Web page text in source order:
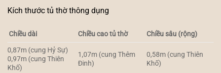
Kích thước tủ thờ thông dụng
Chiều dài Chiều cao tủ thờ
Chiều sâu (rộng)
0,87m (cung Hỷ Sự)
0,97m (cung Thiên
Khố)
1,07m (cung Thêm
Đinh)
0,58m (cung Thiên
Khố)